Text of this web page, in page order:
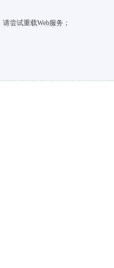
尝试重载Web服务；